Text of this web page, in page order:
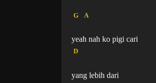
G A
yeah nah ko pigi cari
D
yang lebih dari